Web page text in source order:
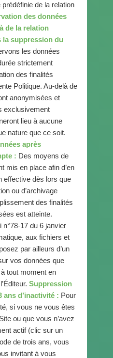
de la relation
des données
de la relation
la suppression du
les données
strictement
des finalités
Politique. Au-delà de
anonymisées et
exclusivement
lieu à aucune
nature que ce soit.
après
: Des moyens de
mis en place afin d’en
effective dès lors que
ou d’archivage
des finalités
est atteinte.
17 du 6 janvier
aux fichiers et
par ailleurs d’un
vos données que
tout moment en
Suppression
ans d’inactivité : Pour
si vous ne vous êtes
ou que vous n’avez
actif (clic sur un
de trois ans, vous
invitant à vous